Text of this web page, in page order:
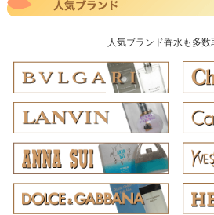
人気ブランド香水も多数